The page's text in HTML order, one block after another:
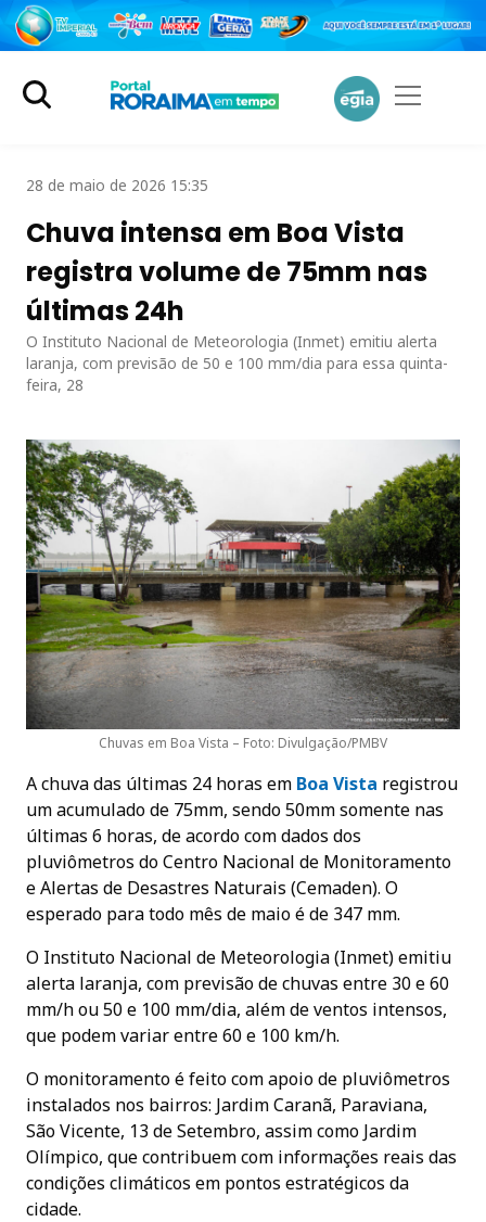
28 de maio de 2026 15:35
Chuva intensa em Boa Vista
registra volume de 75mm nas
últimas 24h
O Instituto Nacional de Meteorologia (Inmet) emitiu alerta
laranja, com previsão de 50 e 100 mm/dia para essa quinta-
feira, 28
Chuvas em Boa Vista – Foto: Divulgação/PMBV
A chuva das últimas 24 horas em Boa Vista registrou
um acumulado de 75mm, sendo 50mm somente nas
últimas 6 horas, de acordo com dados dos
pluviômetros do Centro Nacional de Monitoramento
e Alertas de Desastres Naturais (Cemaden). O
esperado para todo mês de maio é de 347 mm.
O Instituto Nacional de Meteorologia (Inmet) emitiu
alerta laranja, com previsão de chuvas entre 30 e 60
mm/h ou 50 e 100 mm/dia, além de ventos intensos,
que podem variar entre 60 e 100 km/h.
O monitoramento é feito com apoio de pluviômetros
instalados nos bairros: Jardim Caranã, Paraviana,
São Vicente, 13 de Setembro, assim como Jardim
Olímpico, que contribuem com informações reais das
condições climáticos em pontos estratégicos da
cidade.